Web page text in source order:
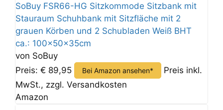
SoBuy FSR66-HG Sitzkommode Sitzbank mit
Stauraum Schuhbank mit Sitzfläche mit 2
grauen Körben und 2 Schubladen Weiß BHT
ca.: 100x50x35cm
von SoBuy
Preis: € 89,95
Bei Amazon ansehen*
Preis inkl.
MwSt., zzgl. Versandkosten
Amazon